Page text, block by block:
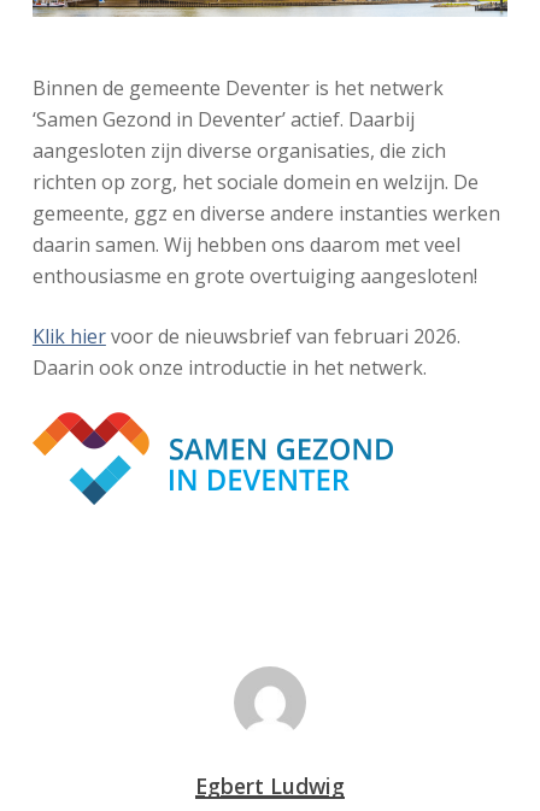
Binnen de gemeente Deventer is het netwerk
‘Samen Gezond in Deventer’ actief. Daarbij
aangesloten zijn diverse organisaties, die zich
richten op zorg, het sociale domein en welzijn. De
gemeente, ggz en diverse andere instanties werken
daarin samen. Wij hebben ons daarom met veel
enthousiasme en grote overtuiging aangesloten!
Klik hiervoor de nieuwsbrief van februari 2026.
Daarin ook onze introductie in het netwerk.
Egbert Ludwig